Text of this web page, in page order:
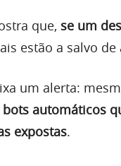
que, se um
estão a salvo
um alerta:
bots automáticos
expostas.